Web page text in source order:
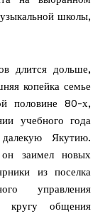
школы,
длится дольше,
копейка семье
половине 80-х,
учебного года
Якутию.
он заимел новых
из поселка
управления
кругу общения